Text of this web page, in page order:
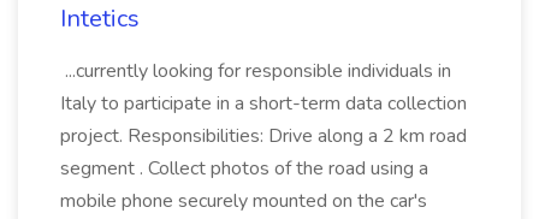
Intetics
...currently looking for responsible individuals in
Italy to participate in a short-term data collection
project. Responsibilities: Drive along a 2 km road
segment . Collect photos of the road using a
mobile phone securely mounted on the car's